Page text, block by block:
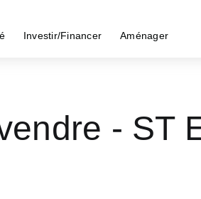
Investir/Financer Aménager
- ST